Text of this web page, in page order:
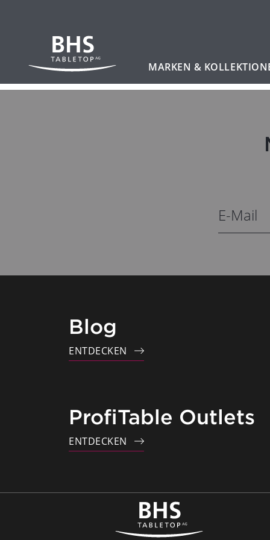
MARKEN &
Blog
ENTDECKEN
ProfiTable Outlets
ENTDECKEN